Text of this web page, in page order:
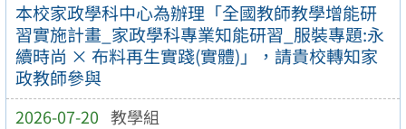
本校家政學科中心為辦理「全國教師教學增能研
習實施計畫_家政學科專業知能研習_服裝專題:永
續時尚 × 布料再生實踐(實體)」，請貴校轉知家
政教師參與
2026-07-20 教學組